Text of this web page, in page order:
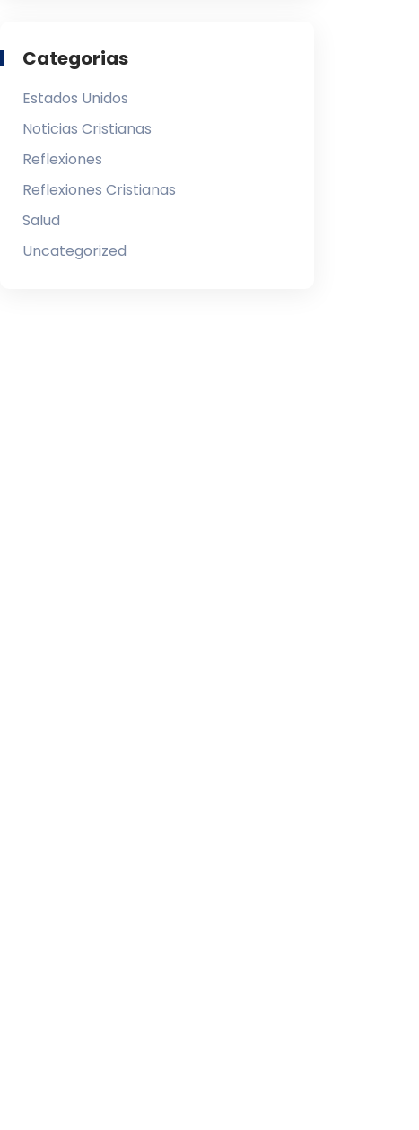
Categorias
Estados Unidos
Noticias Cristianas
Reflexiones
Reflexiones Cristianas
Salud
Uncategorized